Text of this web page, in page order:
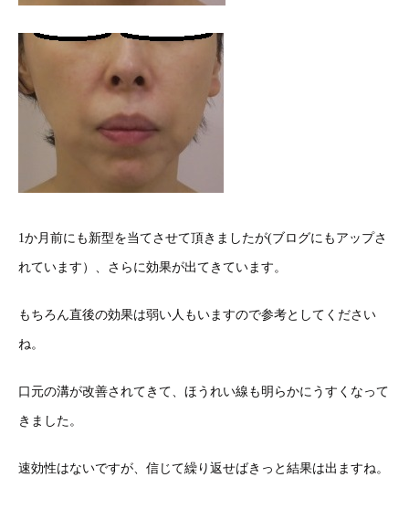
1か月前にも新型を当てさせて頂きましたが(ブログにもアップさ
れています）、さらに効果が出てきています。
もちろん直後の効果は弱い人もいますので参考としてください
ね。
口元の溝が改善されてきて、ほうれい線も明らかにうすくなって
きました。
速効性はないですが、信じて繰り返せばきっと結果は出ますね。